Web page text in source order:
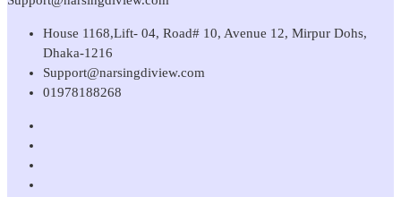
House 1168,Lift- 04, Road# 10, Avenue 12, Mirpur Dohs,
Dhaka-1216
Support@narsingdiview.com
01978188268